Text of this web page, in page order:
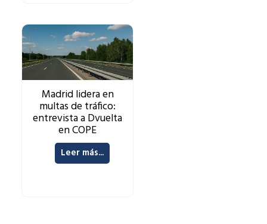
Madrid lidera en
multas de tráfico:
entrevista a Dvuelta
en COPE
Leer más...